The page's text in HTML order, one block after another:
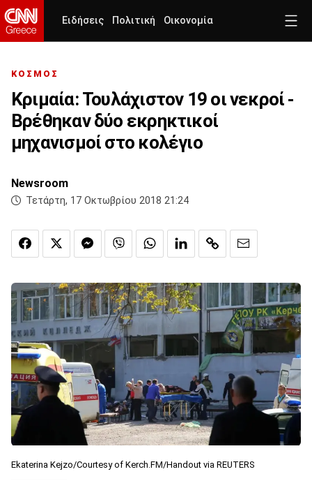
Ειδήσεις Πολιτική Οικονομία
ΚΟΣΜΟΣ
Κριμαία: Τουλάχιστον 19 οι νεκροί -
Βρέθηκαν δύο εκρηκτικοί
μηχανισμοί στο κολέγιο
Newsroom
Τετάρτη, 17 Οκτωβρίου 2018 21:24
Ekaterina Kejzo/Courtesy of Kerch.FM/Handout via REUTERS